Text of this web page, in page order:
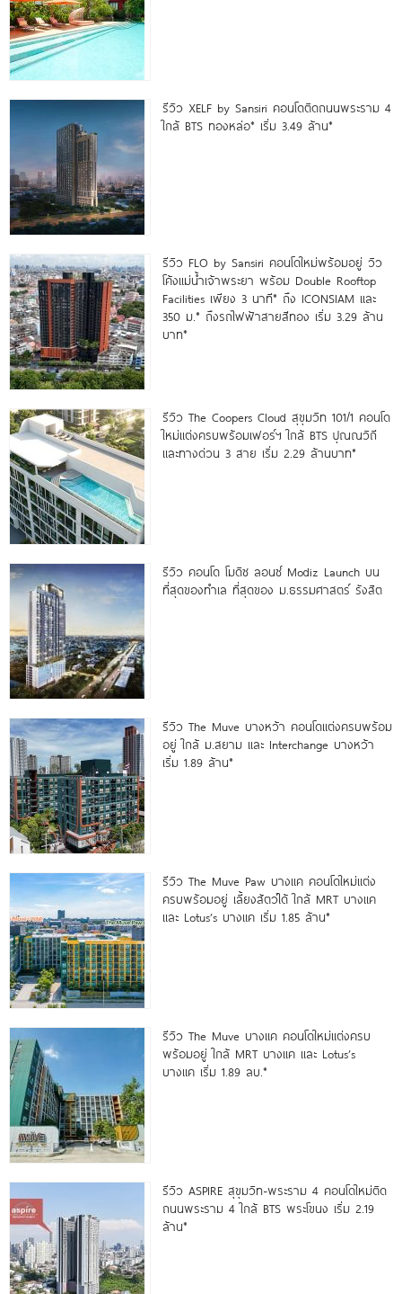
รีวิว XELF by Sansiri คอนโดติดถนนพระราม 4
ใกล้ BTS ทองหล่อ* เริ่ม 3.49 ล้าน*
รีวิว FLO by Sansiri คอนโดใหม่พร้อมอยู่ วิว
โค้งแม่น้ำเจ้าพระยา พร้อม Double Rooftop
Facilities เพียง 3 นาที* ถึง ICONSIAM และ
350 ม.* ถึงรถไฟฟ้าสายสีทอง เริ่ม 3.29 ล้าน
บาท*
รีวิว The Coopers Cloud สุขุมวิท 101/1 คอนโด
ใหม่แต่งครบพร้อมเฟอร์ฯ ใกล้ BTS ปุณณวิถี
และทางด่วน 3 สาย เริ่ม 2.29 ล้านบาท*
รีวิว คอนโด โมดิซ ลอนซ์ Modiz Launch บน
ที่สุดของทำเล ที่สุดของ ม.ธรรมศาสตร์ รังสิต
รีวิว The Muve บางหว้า คอนโดแต่งครบพร้อม
อยู่ ใกล้ ม.สยาม และ Interchange บางหว้า
เริ่ม 1.89 ล้าน*
รีวิว The Muve Paw บางแค คอนโดใหม่แต่ง
ครบพร้อมอยู่ เลี้ยงสัตว์ได้ ใกล้ MRT บางแค
และ Lotus’s บางแค เริ่ม 1.85 ล้าน*
รีวิว The Muve บางแค คอนโดใหม่แต่งครบ
พร้อมอยู่ ใกล้ MRT บางแค และ Lotus’s
บางแค เริ่ม 1.89 ลบ.*
รีวิว ASPIRE สุขุมวิท-พระราม 4 คอนโดใหม่ติด
ถนนพระราม 4 ใกล้ BTS พระโขนง เริ่ม 2.19
ล้าน*